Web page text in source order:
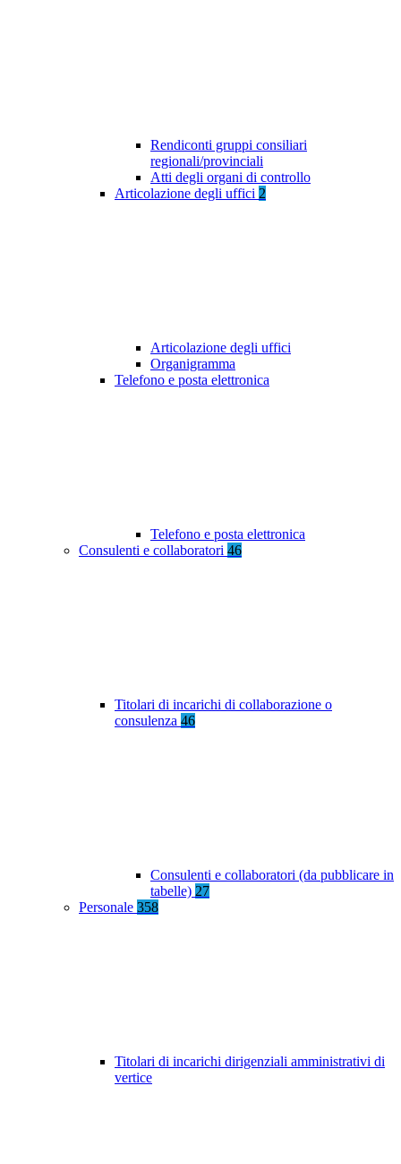
Rendiconti gruppi consiliari
regionali/provinciali
Atti degli organi di controllo
Articolazione degli uffici 2
Articolazione degli uffici
Organigramma
Telefono e posta elettronica
Telefono e posta elettronica
Consulenti e collaboratori 46
Titolari di incarichi di collaborazione o
consulenza 46
Consulenti e collaboratori (da pubblicare in
tabelle) 27
Personale 358
Titolari di incarichi dirigenziali amministrativi di
vertice